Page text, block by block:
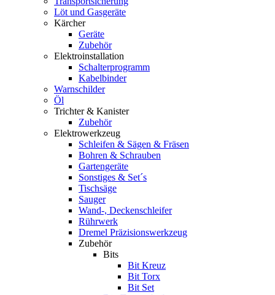
Löt und Gasgeräte
Kärcher
Geräte
Zubehör
Elektroinstallation
Schalterprogramm
Kabelbinder
Warnschilder
Öl
Trichter & Kanister
Zubehör
Elektrowerkzeug
Schleifen & Sägen & Fräsen
Bohren & Schrauben
Gartengeräte
Sonstiges & Set´s
Tischsäge
Sauger
Wand-, Deckenschleifer
Rührwerk
Dremel Präzisionswerkzeug
Zubehör
Bits
Bit Kreuz
Bit Torx
Bit Set